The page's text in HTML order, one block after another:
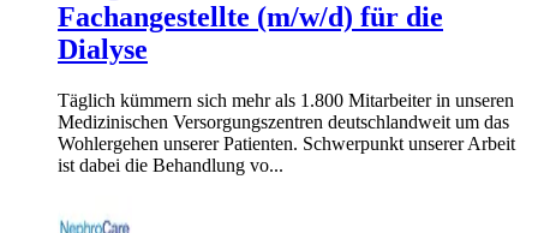
Fachangestellte (m/w/d) für die
Dialyse
Täglich kümmern sich mehr als 1.800 Mitarbeiter in unseren
Medizinischen Versorgungszentren deutschlandweit um das
Wohlergehen unserer Patienten. Schwerpunkt unserer Arbeit
ist dabei die Behandlung vo...